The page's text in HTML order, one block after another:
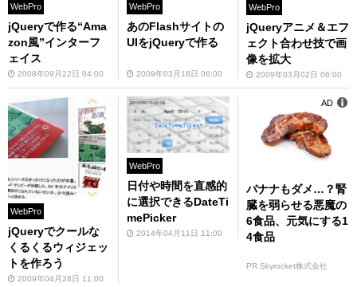
WebPro
jQueryで作る“Ama
zon風”インターフ
ェイス
2008年09月22日 04:00
WebPro
あのFlashサイトの
UIをjQueryで作る
2009年03月18日 06:00
WebPro
jQueryアニメ＆エフ
ェクト合わせ技で画
像を拡大
2009年03月02日 06:00
WebPro
jQueryでクールな
くるくるウィジェッ
トを作ろう
2009年04月28日 11:00
WebPro
日付や時間を直感的
に選択できるDateTi
mePicker
2014年04月11日 11:00
バナナもダメ…？腎
臓を弱らせる悪魔の
6食品、元気にする1
4食品
PR Skyrocket株式会社
AD